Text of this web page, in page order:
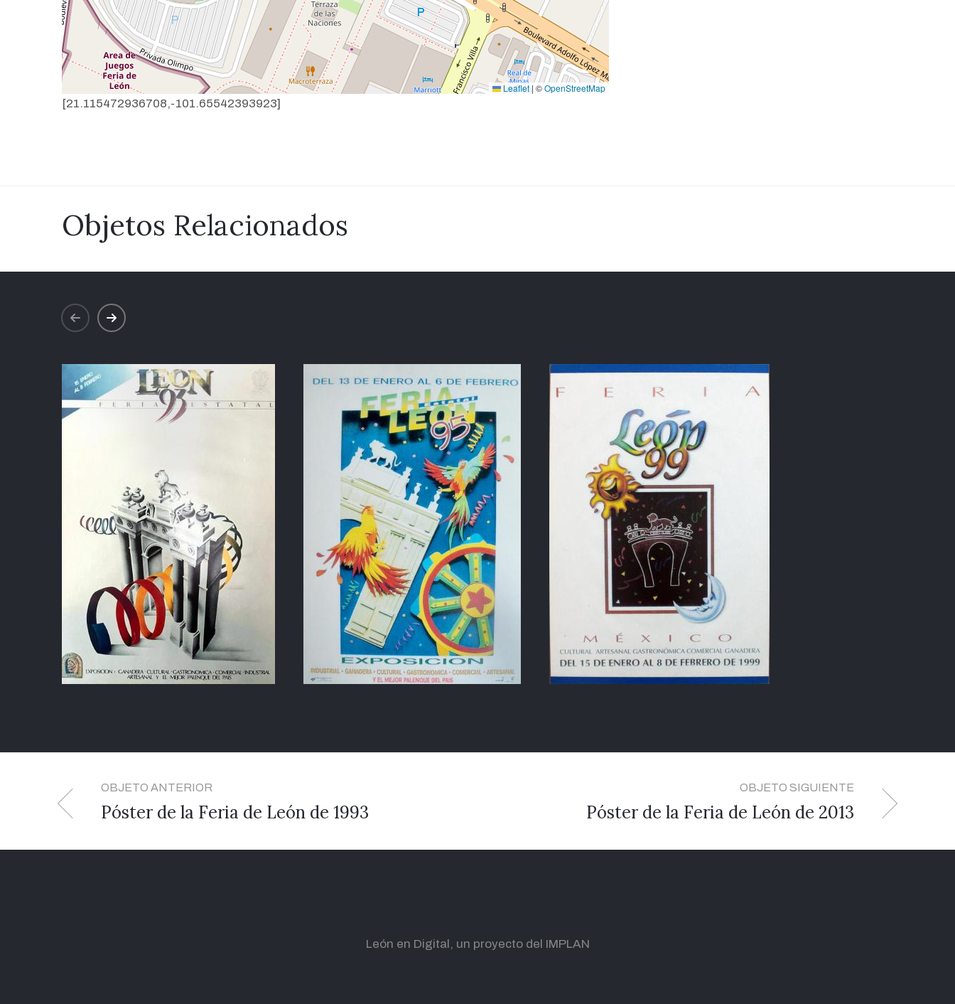
Leaflet | ©OpenStreetMap
[21.115472936708,-101.65542393923]
Objetos Relacionados
prev next
OBJETO ANTERIOR
Póster de la Feria de León de 1993
OBJETO SIGUIENTE
Póster de la Feria de León de 2013
León en Digital, un proyecto del IMPLAN